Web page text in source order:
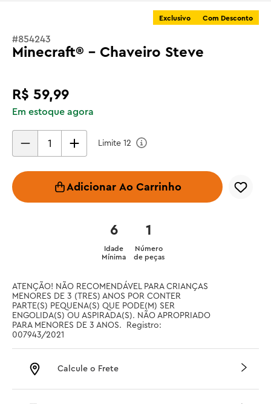
Exclusivo Com Desconto
#854243
Minecraft® - Chaveiro Steve
R$ 59,99
Em estoque agora
Limite 12
Adicionar Ao Carrinho
1
Número
de peças
6
Idade
Mínima
ATENÇÃO! NÃO RECOMENDÁVEL PARA CRIANÇAS
MENORES DE 3 (TRES) ANOS POR CONTER
PARTE(S) PEQUENA(S) QUE PODE(M) SER
ENGOLIDA(S) OU ASPIRADA(S). NÃO APROPRIADO
PARA MENORES DE 3 ANOS.  Registro:
007943/2021
Calcule o Frete